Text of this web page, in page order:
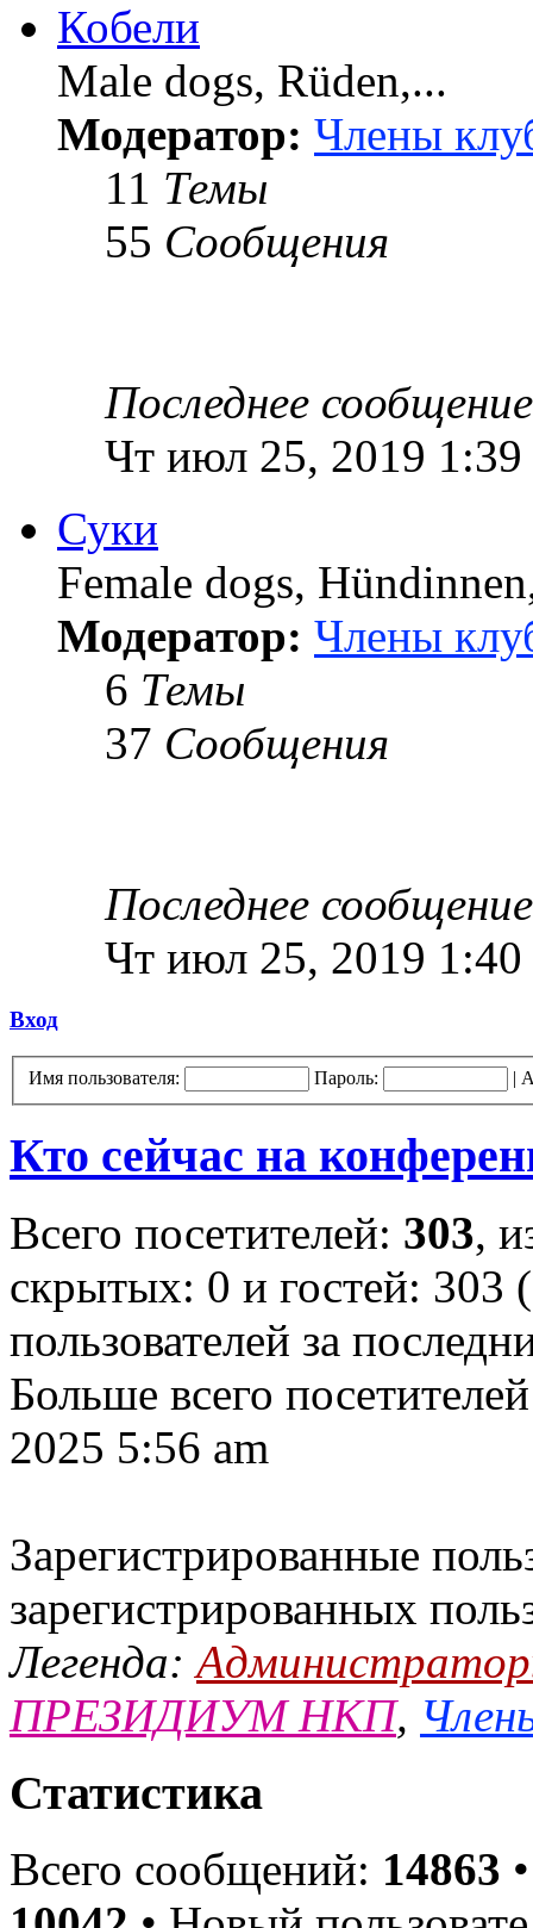
Кобели
Male dogs, Rüden,...
Модератор: Члены
11 Темы
55 Сообщения
Последнее сообщение
Чт июл 25, 2019 1:39
Суки
Female dogs,
Модератор: Члены
6 Темы
37 Сообщения
Последнее сообщение
Чт июл 25, 2019 1:40
Вход
Имя пользователя: Пароль: |
Кто сейчас на
Всего посетителей: 303,
скрытых: 0 и гостей: 303
пользователей за
Больше всего
2025 5:56 am
Зарегистрированные
зарегистрированных
Легенда:
ПРЕЗИДИУМ НКП,
Статистика
Всего сообщений: 14863